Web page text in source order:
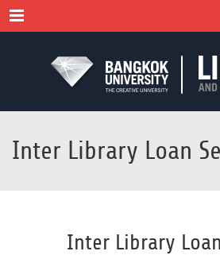
Menu
Inter Library Loan
Inter Library